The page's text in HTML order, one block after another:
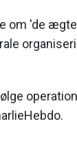
om 'de